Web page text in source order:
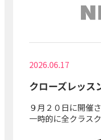
2026.06.17
クローズレッス
９月２０日に開催
一時的に全クラス